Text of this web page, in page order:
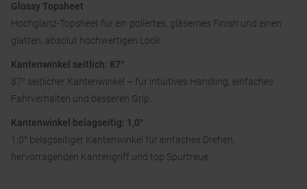
Glossy Topsheet
Hochglanz-Topsheet für ein poliertes, gläsernes Finish und einen
glatten, absolut hochwertigen Look.
Kantenwinkel seitlich: 87°
87° seitlicher Kantenwinkel – für intuitives Handling, einfaches
Fahrverhalten und besseren Grip.
Kantenwinkel belagseitig: 1,0°
1,0° belagseitiger Kantenwinkel für einfaches Drehen,
hervorragenden Kantengriff und top Spurtreue.